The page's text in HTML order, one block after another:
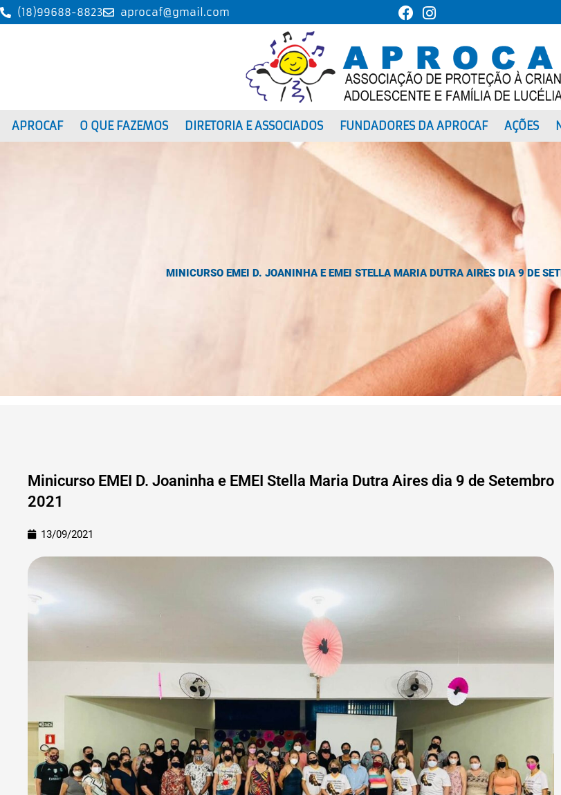
Ir
para
(18)99688-8823 aprocaf@gmail.com
APROCAF O QUE FAZEMOS DIRETORIA E ASSOCIADOS FUNDADORES DA APROCAF AÇÕES
MINICURSO EMEI D. JOANINHA E EMEI STELLA MARIA DUTRA AIRES DIA 9 DE
Minicurso EMEI D. Joaninha e EMEI Stella Maria Dutra Aires dia 9 de Setembro
2021
13/09/2021